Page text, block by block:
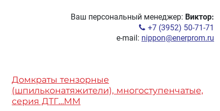
Ваш персональный менеджер: Виктор:
+7 (3952) 50-71-71
e-mail: nippon@enerprom.ru
Домкраты тензорные
(шпильконатяжители), многоступенчатые,
серия ДТГ…ММ